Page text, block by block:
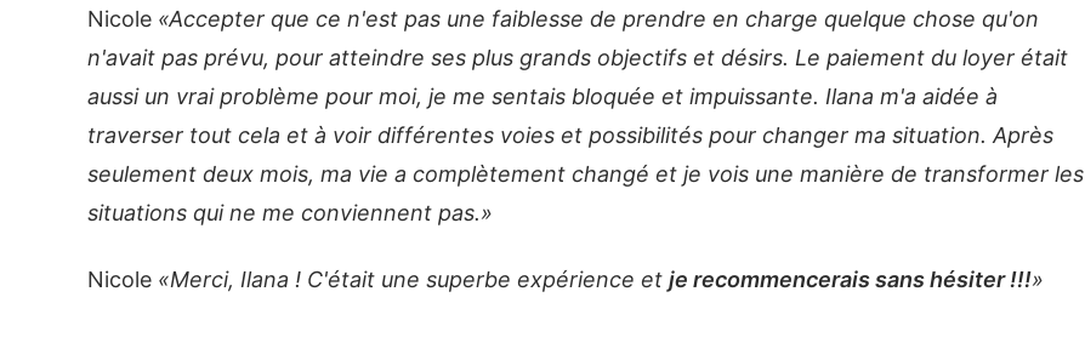
Nicole «Accepter que ce n'est pas une faiblesse de prendre en charge quelque chose qu'on
n'avait pas prévu, pour atteindre ses plus grands objectifs et désirs. Le paiement du loyer était
aussi un vrai problème pour moi, je me sentais bloquée et impuissante. Ilana m'a aidée à
traverser tout cela et à voir différentes voies et possibilités pour changer ma situation. Après
seulement deux mois, ma vie a complètement changé et je vois une manière de transformer les
situations qui ne me conviennent pas.»
Nicole «Merci, Ilana ! C'était une superbe expérience et je recommencerais sans hésiter !!!»